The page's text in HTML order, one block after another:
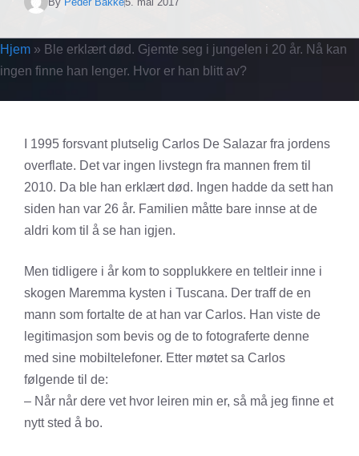
Hjem » Ble erklært død. Gjemte seg i jungelen i 20 år. Nå kan
ingen finne han lenger. Hvor er han blitt av?
I 1995 forsvant plutselig Carlos De Salazar fra jordens
overflate. Det var ingen livstegn fra mannen frem til
2010. Da ble han erklært død. Ingen hadde da sett han
siden han var 26 år. Familien måtte bare innse at de
aldri kom til å se han igjen.
Men tidligere i år kom to sopplukkere en teltleir inne i
skogen Maremma kysten i Tuscana. Der traff de en
mann som fortalte de at han var Carlos. Han viste de
legitimasjon som bevis og de to fotograferte denne
med sine mobiltelefoner. Etter møtet sa Carlos
følgende til de:
– Når når dere vet hvor leiren min er, så må jeg finne et
nytt sted å bo.